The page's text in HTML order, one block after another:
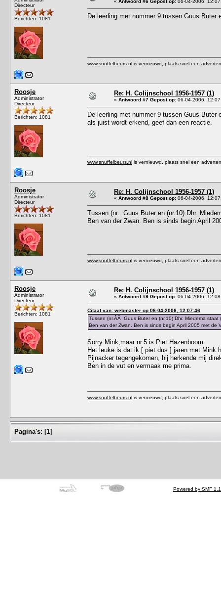
Directeur
Berichten: 1081
« Antwoord #6 Gepost op: 06-04-2006,
De leerling met nummer 9 tussen Guus
www.snuffelbeurs.nl is vernieuwd, plaats snel een
Roosje
Administrator
Directeur
Berichten: 1081
Re: H. Colijnschool 1956-1957 (1)
« Antwoord #7 Gepost op: 06-04-2006,
De leerling met nummer 9 tussen Guus
als juist wordt erkend, geef dan een reactie.
www.snuffelbeurs.nl is vernieuwd, plaats snel een
Roosje
Administrator
Directeur
Berichten: 1081
Re: H. Colijnschool 1956-1957 (1)
« Antwoord #8 Gepost op: 06-04-2006,
Tussen (nr. Guus Buter en (nr.10) Dhr.
Ben van der Zwan. Ben is sinds begin April
www.snuffelbeurs.nl is vernieuwd, plaats snel een
Roosje
Administrator
Directeur
Berichten: 1081
Re: H. Colijnschool 1956-1957 (1)
« Antwoord #9 Gepost op: 06-04-2006,
Citaat van: webmaster op 06-04-2006, 12:07:46
Tussen (nr.ÂÂ Guus Buter en (nr.10) Dhr. Miedema staat
Ben van der Zwan. Ben is sinds begin April 2005 met de
Sorry Mink,maar nr.5 is Piet Hazenboom.
Het leuke is dat ik [ piet dus ] jaren met Mink
Pijnacker tegengekomen, hij herkende mij
Ben in de vut en vermaak me prima.
www.snuffelbeurs.nl is vernieuwd, plaats snel een
Pagina's: [1]
Powered by SMF